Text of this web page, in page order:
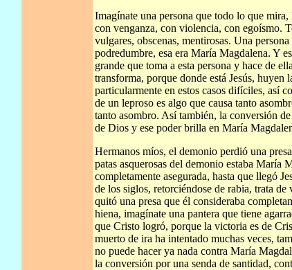
Imagínate una persona que todo lo que
con venganza, con violencia, con egoísmo.
vulgares, obscenas, mentirosas. Una
podredumbre, esa era María Magdalena. Y
grande que toma a esta persona y hace de
transforma, porque donde está Jesús,
particularmente en estos casos difíciles, así
de un leproso es algo que causa tanto
tanto asombro. Así también, la conversión
de Dios y ese poder brilla en María
Hermanos míos, el demonio perdió una
patas asquerosas del demonio estaba María
completamente asegurada, hasta que llegó
de los siglos, retorciéndose de rabia, trata
quitó una presa que él consideraba
hiena, imagínate una pantera que tiene
que Cristo logró, porque la victoria es de
muerto de ira ha intentado muchas veces,
no puede hacer ya nada contra María
la conversión por una senda de santidad,